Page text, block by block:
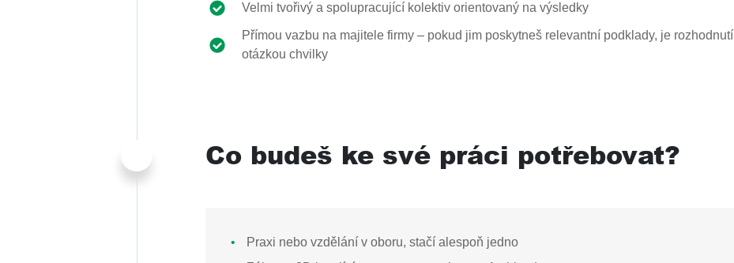
Velmi tvořivý a spolupracující kolektiv orientovaný na výsledky
Přímou vazbu na majitele firmy – pokud jim poskytneš relevantní podklady, je rozhodnutí
otázkou chvilky
Co budeš ke své práci potřebovat?
Praxi nebo vzdělání v oboru, stačí alespoň jedno